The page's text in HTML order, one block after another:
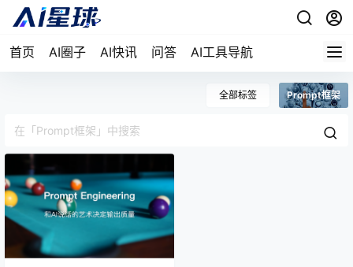
首页 AI圈子 AI快讯 问答 AI工具导航
全部标签 Prompt框架